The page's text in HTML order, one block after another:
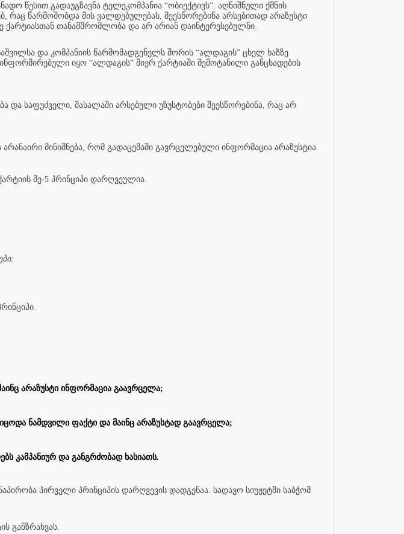
წესით გადაუგზავნა ტელეკომპანია “ობიექტივს”. აღნიშნული ქმნის
რაც წარმოშობდა მის ვალდებულებას, შეესწორებინა არსებითად არაზუსტი
ქარტიასთან თანამშრომლობა და არ არიან დაინტერესებულნი.
და კომპანიის წარმომადგენელს შორის “ალდაგის” ცხელ ხაზზე
იყო “ალდაგის” მიერ ქარტიაში შემოტანილი განცხადების
და საფუძველი, მასალაში არსებული უზუსტობები შეესწორებინა, რაც არ
მინიშნება, რომ გადაცემაში გავრცელებული ინფორმაცია არაზუსტია.
მე-5 პრინციპი დარღვეულია.
არაზუსტი ინფორმაცია გაავრცელა;
ნამდვილი ფაქტი და მაინც არაზუსტად გაავრცელა;
კამპანიურ და განგრძობად ხასიათს.
პირველი პრინციპის დარღვევის დადგენაა. სადავო სიუჟეტში საბჭომ
განზრახვას.